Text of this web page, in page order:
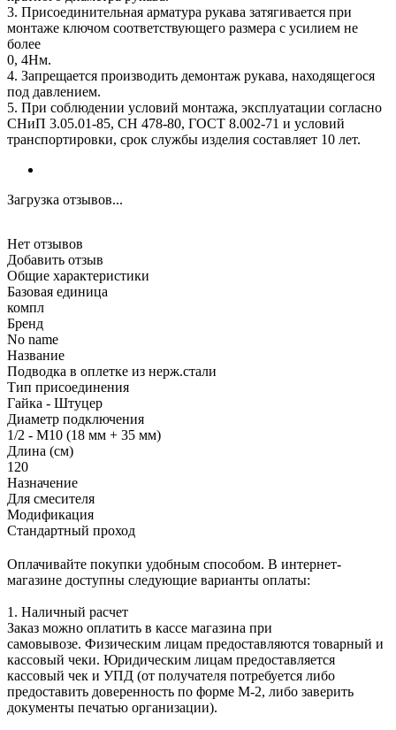
3. Присоединительная арматура рукава затягивается при
монтаже ключом соответствующего размера с усилием не
более
0, 4Нм.
4. Запрещается производить демонтаж рукава, находящегося
под давлением.
5. При соблюдении условий монтажа, эксплуатации согласно
СНиП 3.05.01-85, СН 478-80, ГОСТ 8.002-71 и условий
транспортировки, срок службы изделия составляет 10 лет.
Загрузка отзывов...
Нет отзывов
Добавить отзыв
Общие характеристики
Базовая единица
компл
Бренд
No name
Название
Подводка в оплетке из нерж.стали
Тип присоединения
Гайка - Штуцер
Диаметр подключения
1/2 - М10 (18 мм + 35 мм)
Длина (см)
120
Назначение
Для смесителя
Модификация
Стандартный проход
Оплачивайте покупки удобным способом. В интернет-
магазине доступны следующие варианты оплаты:
1. Наличный расчет
Заказ можно оплатить в кассе магазина при
самовывозе. Физическим лицам предоставляются товарный и
кассовый чеки. Юридическим лицам предоставляется
кассовый чек и УПД (от получателя потребуется либо
предоставить доверенность по форме М-2, либо заверить
документы печатью организации).